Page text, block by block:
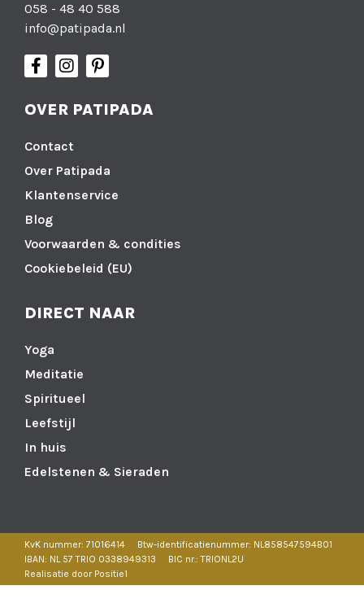
058 - 48 40 588
info@patipada.nl
OVER PATIPADA
Contact
Over Patipada
Klantenservice
Blog
Voorwaarden & condities
Cookiebeleid (EU)
DIRECT NAAR
Yoga
Meditatie
Spiritueel
Leefstijl
In huis
Edelstenen & Sieraden
KvK nummer: 71016414
Btw-identificatienummer: NL858547594B01
IBAN: NL 57 TRIO 0338949313
BIC nr.: TRIONL2U
Realisatie door Positie1